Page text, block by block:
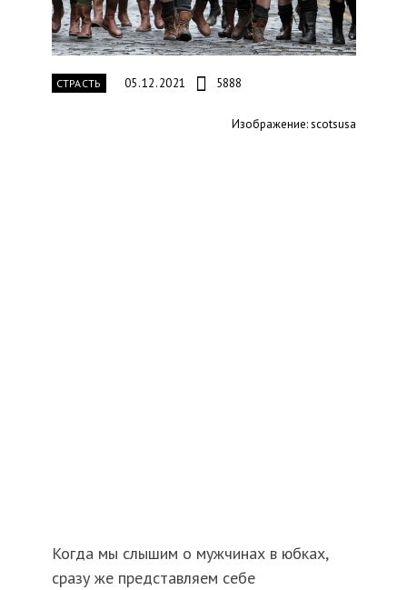
СТРАСТЬ 05.12.2021 5888
Изображение: scotsusa
Когда мы слышим о мужчинах в юбках,
сразу же представляем себе